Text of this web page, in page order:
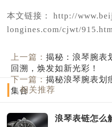
本文链接： http://
longines.com/cjwt/
上一篇：揭秘：浪琴腕表
回溯，焕发如新光彩！
下一篇：揭秘浪琴腕表划
集合相关推荐
浪琴表链怎么